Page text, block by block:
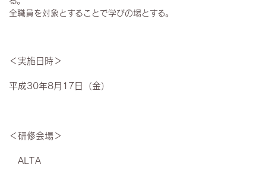
全職員を対象とすることで学びの場とする。
＜実施日時＞
平成30年8月17日（金）
＜研修会場＞
ALTA